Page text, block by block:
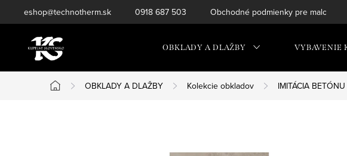
na
eshop@technotherm.sk 0918 687 503 Obchodné podmienky pre
OBKLADY A DLAŽBY VYBAVENIE
Domov
OBKLADY A DLAŽBY Kolekcie obkladov IMITÁCIA BETÓNU